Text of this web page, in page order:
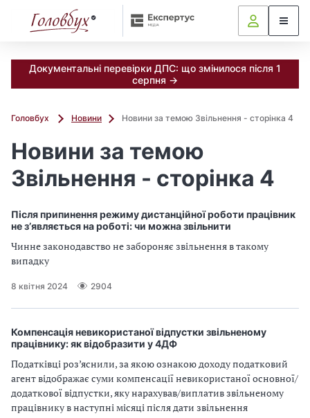
Документальні перевірки ДПС: що змінилося після 1
серпня →
Головбух Новини Новини за темою Звільнення - сторінка 4
Новини за темою
Звільнення - сторінка 4
Після припинення режиму дистанційної роботи працівник
не з’являється на роботі: чи можна звільнити
Чинне законодавство не забороняє звільнення в такому
випадку
8 квітня 2024 2904
Компенсація невикористаної відпустки звільненому
працівнику: як відобразити у 4ДФ
Податківці роз’яснили, за якою ознакою доходу податковий
агент відображає суми компенсації невикористаної основної/
додаткової відпустки, яку нарахував/виплатив звільненому
працівнику в наступні місяці після дати звільнення